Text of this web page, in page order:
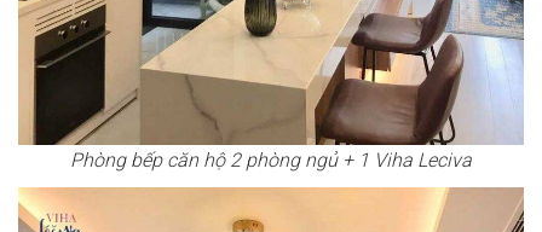
Phòng bếp căn hộ 2 phòng ngủ + 1 Viha Leciva